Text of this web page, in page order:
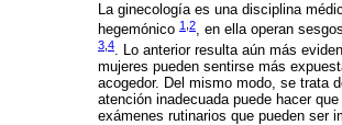
La ginecología es una disciplina
hegemónico 1 2, en ella operan
3 4. Lo anterior resulta aún más
mujeres pueden sentirse más
acogedor. Del mismo modo, se trata
atención inadecuada puede hacer
exámenes rutinarios que pueden ser